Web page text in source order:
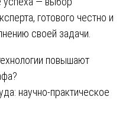
готового честно и
своей задачи.
повышают
научно-практическое